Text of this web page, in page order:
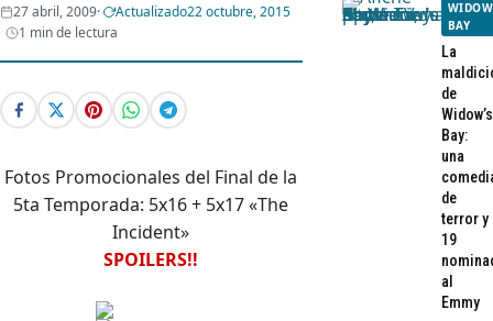
Webisodios
27 abril, 2009 Actualizado22 octubre, 2015
1 min de lectura
Fotos Promocionales del Final de la
5ta Temporada: 5x16 + 5x17 «The
Incident»
SPOILERS!!
BAY
La
de
Widow’s
Bay:
una
de
terror y
19
al
Emmy